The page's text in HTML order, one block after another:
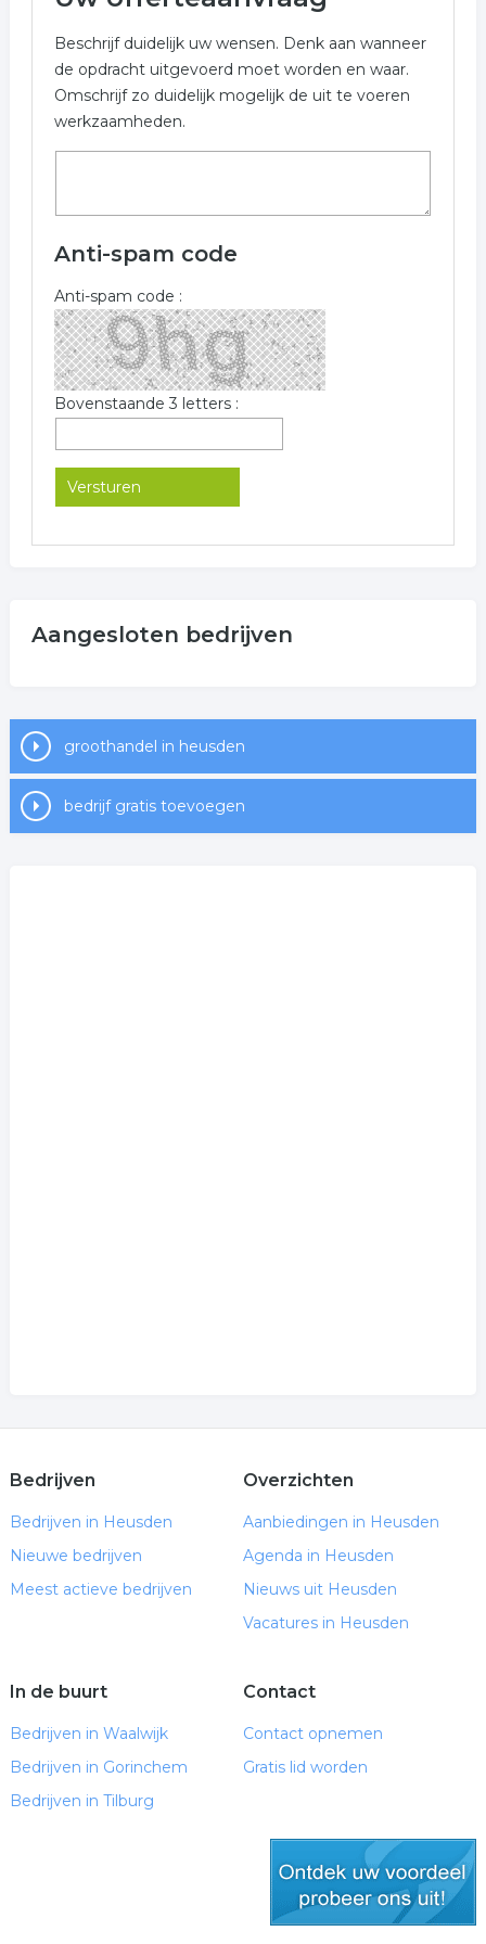
Beschrijf duidelijk uw wensen. Denk aan wanneer
de opdracht uitgevoerd moet worden en waar.
Omschrijf zo duidelijk mogelijk de uit te voeren
werkzaamheden.
Anti-spam code
Anti-spam code :
Bovenstaande 3 letters :
Aangesloten bedrijven
groothandel in heusden
bedrijf gratis toevoegen
Bedrijven
Bedrijven in Heusden
Nieuwe bedrijven
Meest actieve bedrijven
Overzichten
Aanbiedingen in Heusden
Agenda in Heusden
Nieuws uit Heusden
Vacatures in Heusden
In de buurt
Bedrijven in Waalwijk
Bedrijven in Gorinchem
Bedrijven in Tilburg
Contact
Contact opnemen
Gratis lid worden